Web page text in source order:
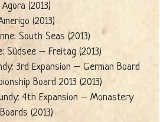
Agora (2013)
(2013)
South Seas (2013)
Südsee – Freitag (2013)
3rd Expansion – German Board
Board 2013 (2013)
4th Expansion – Monastery
Boards (2013)